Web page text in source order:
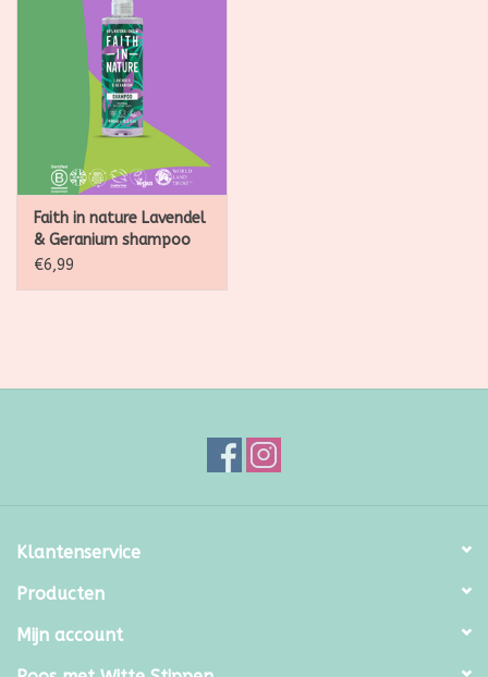
Faith in nature Lavendel
& Geranium shampoo
400ml
€6,99
Klantenservice
Producten
Mijn account